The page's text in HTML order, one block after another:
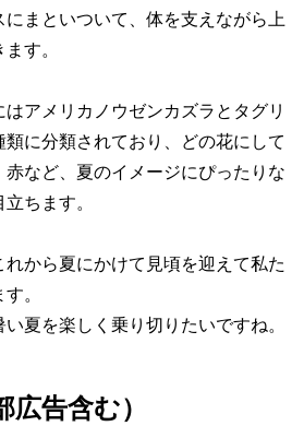
まといついて、体を支えながら上
す。
アメリカノウゼンカズラとタグリ
に分類されており、どの花にして
赤など、夏のイメージにぴったりな
ちます。
れから夏にかけて見頃を迎えて私た
。
夏を楽しく乗り切りたいですね。
広告含む）